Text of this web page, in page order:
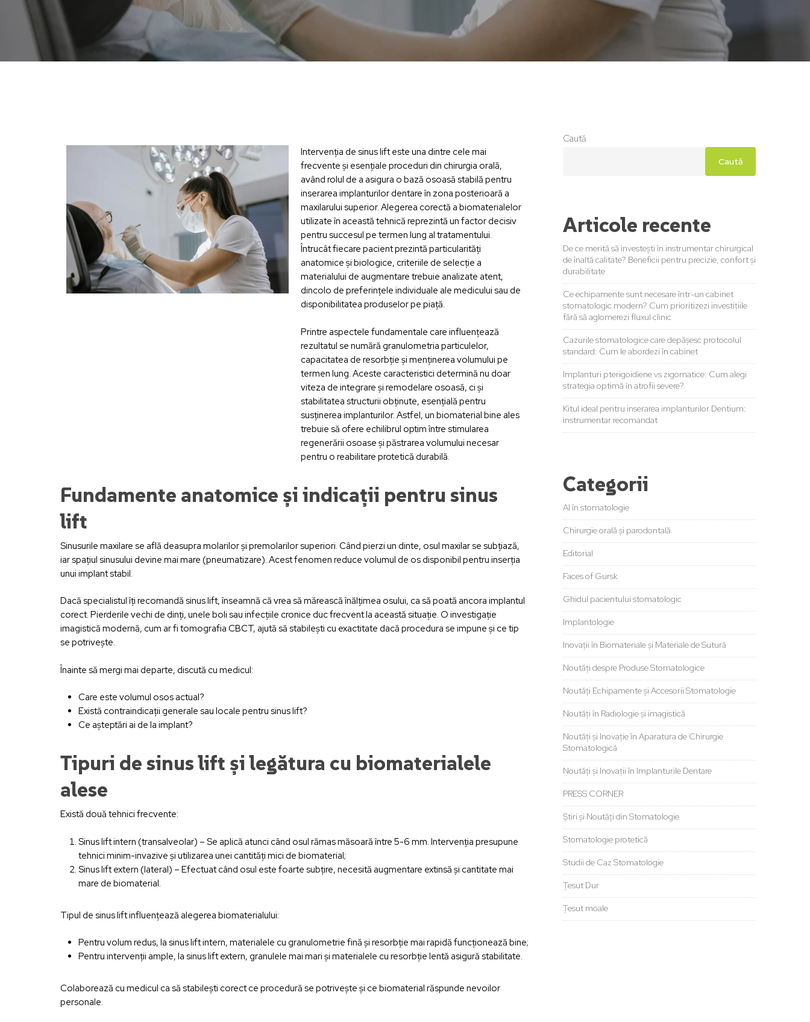
Hit enter to search or ESC to close
Intervenția de sinus lift este una dintre cele mai
frecvente și esențiale proceduri din chirurgia orală,
având rolul de a asigura o bază osoasă stabilă pentru
inserarea implanturilor dentare în zona posterioară a
maxilarului superior. Alegerea corectă a biomaterialelor
utilizate în această tehnică reprezintă un factor decisiv
pentru succesul pe termen lung al tratamentului.
Întrucât fiecare pacient prezintă particularități
anatomice și biologice, criteriile de selecție a
materialului de augmentare trebuie analizate atent,
dincolo de preferințele individuale ale medicului sau de
disponibilitatea produselor pe piață.
Printre aspectele fundamentale care influențează
rezultatul se numără granulometria particulelor,
capacitatea de resorbție și menținerea volumului pe
termen lung. Aceste caracteristici determină nu doar
viteza de integrare și remodelare osoasă, ci și
stabilitatea structurii obținute, esențială pentru
susținerea implanturilor. Astfel, un biomaterial bine ales
trebuie să ofere echilibrul optim între stimularea
regenerării osoase și păstrarea volumului necesar
pentru o reabilitare protetică durabilă.
Fundamente anatomice și indicații pentru sinus
lift
Sinusurile maxilare se află deasupra molarilor și premolarilor superiori. Când pierzi un dinte, osul maxilar se subțiază,
iar spațiul sinusului devine mai mare (pneumatizare). Acest fenomen reduce volumul de os disponibil pentru inserția
unui implant stabil.
Dacă specialistul îți recomandă sinus lift, înseamnă că vrea să mărească înălțimea osului, ca să poată ancora implantul
corect. Pierderile vechi de dinți, unele boli sau infecțiile cronice duc frecvent la această situație. O investigație
imagistică modernă, cum ar fi tomografia CBCT, ajută să stabilești cu exactitate dacă procedura se impune și ce tip
se potrivește.
Înainte să mergi mai departe, discută cu medicul:
Care este volumul osos actual?
Există contraindicații generale sau locale pentru sinus lift?
Ce așteptări ai de la implant?
Tipuri de sinus lift și legătura cu biomaterialele
alese
Există două tehnici frecvente:
Sinus lift intern (transalveolar) – Se aplică atunci când osul rămas măsoară între 5-6 mm. Intervenția presupune
tehnici minim-invazive și utilizarea unei cantități mici de biomaterial;
Sinus lift extern (lateral) – Efectuat când osul este foarte subțire, necesită augmentare extinsă și cantitate mai
mare de biomaterial.
Tipul de sinus lift influențează alegerea biomaterialului:
Pentru volum redus, la sinus lift intern, materialele cu granulometrie fină și resorbție mai rapidă funcționează bine;
Pentru intervenții ample, la sinus lift extern, granulele mai mari și materialele cu resorbție lentă asigură stabilitate.
Colaborează cu medicul ca să stabilești corect ce procedură se potrivește și ce biomaterial răspunde nevoilor
personale.
Caută
Caută
Articole recente
De ce merită să investești în instrumentar chirurgical
de înaltă calitate? Beneficii pentru precizie, confort și
durabilitate
Ce echipamente sunt necesare într-un cabinet
stomatologic modern? Cum prioritizezi investițiile
fără să aglomerezi fluxul clinic
Cazurile stomatologice care depășesc protocolul
standard: Cum le abordezi în cabinet
Implanturi pterigoidiene vs zigomatice: Cum alegi
strategia optimă în atrofii severe?
Kitul ideal pentru inserarea implanturilor Dentium:
instrumentar recomandat
Categorii
AI în stomatologie
Chirurgie orală și parodontală
Editorial
Faces of Gursk
Ghidul pacientului stomatologic
Implantologie
Inovații în Biomateriale și Materiale de Sutură
Noutăți despre Produse Stomatologice
Noutăți Echipamente și Accesorii Stomatologie
Noutăți în Radiologie și imagistică
Noutăți și Inovație în Aparatura de Chirurgie
Stomatologică
Noutăți și Inovații în Implanturile Dentare
PRESS CORNER
Știri și Noutăți din Stomatologie
Stomatologie protetică
Studii de Caz Stomatologie
Țesut Dur
Țesut moale